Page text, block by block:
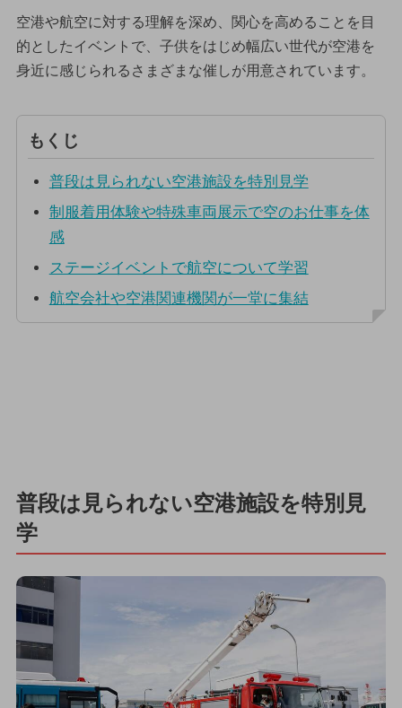
空港や航空に対する理解を深め、関心を高めることを目
的としたイベントで、子供をはじめ幅広い世代が空港を
身近に感じられるさまざまな催しが用意されています。
もくじ
普段は見られない空港施設を特別見学
制服着用体験や特殊車両展示で空のお仕事を体
感
ステージイベントで航空について学習
航空会社や空港関連機関が一堂に集結
普段は見られない空港施設を特別見
学